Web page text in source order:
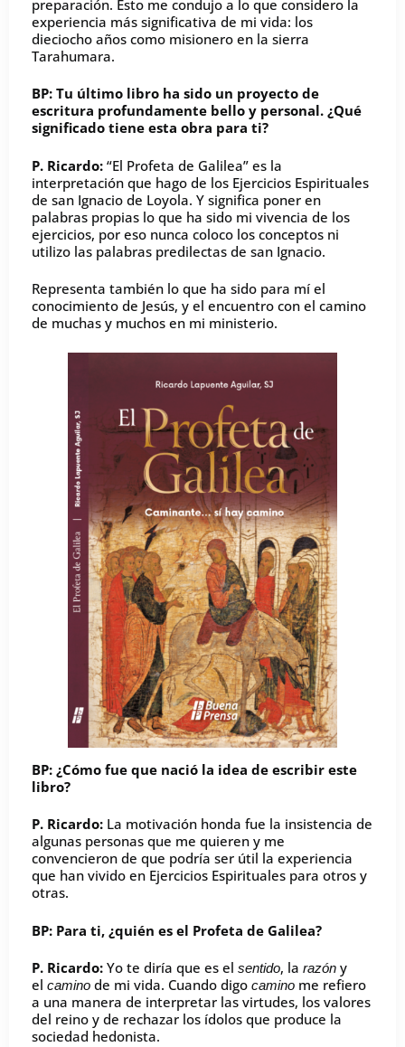
preparación. Esto me condujo a lo que considero la
experiencia más significativa de mi vida: los
dieciocho años como misionero en la sierra
Tarahumara.
BP: Tu último libro ha sido un proyecto de
escritura profundamente bello y personal. ¿Qué
significado tiene esta obra para ti?
P. Ricardo: “El Profeta de Galilea” es la
interpretación que hago de los Ejercicios Espirituales
de san Ignacio de Loyola. Y significa poner en
palabras propias lo que ha sido mi vivencia de los
ejercicios, por eso nunca coloco los conceptos ni
utilizo las palabras predilectas de san Ignacio.
Representa también lo que ha sido para mí el
conocimiento de Jesús, y el encuentro con el camino
de muchas y muchos en mi ministerio.
BP: ¿Cómo fue que nació la idea de escribir este
libro?
P. Ricardo: La motivación honda fue la insistencia de
algunas personas que me quieren y me
convencieron de que podría ser útil la experiencia
que han vivido en Ejercicios Espirituales para otros y
otras.
BP: Para ti, ¿quién es el Profeta de Galilea?
P. Ricardo: Yo te diría que es el sentido, la razón y
el camino de mi vida. Cuando digo camino me refiero
a una manera de interpretar las virtudes, los valores
del reino y de rechazar los ídolos que produce la
sociedad hedonista.